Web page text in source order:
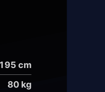
195 cm
80 kg